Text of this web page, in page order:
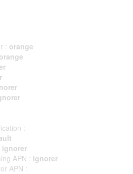
: orange
orange
:
ignorer
APN : ignorer
APN :